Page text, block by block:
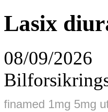
Lasix
08/09/2026
finamed 1mg 5mg